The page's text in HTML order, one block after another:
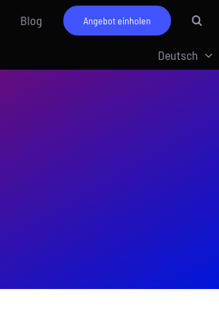
Blog Angebot einholen
Deutsch